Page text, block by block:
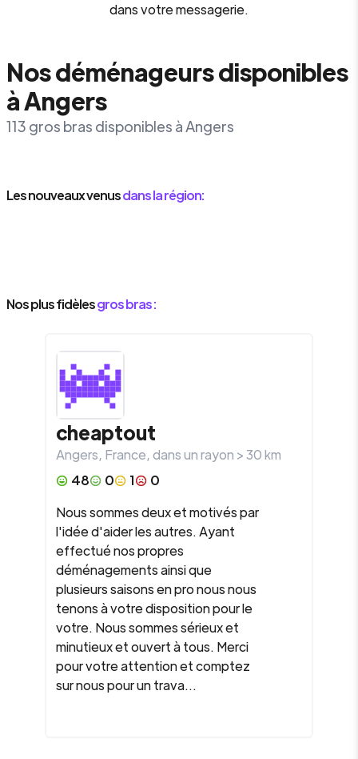
dans votre messagerie.
Nos déménageurs disponibles
à Angers
113 gros bras disponibles à Angers
Les nouveaux venusdans la région:
Nos plus fidèlesgros bras :
cheaptout
Angers, France, dans un rayon >30km
48
0 1
0
Nous sommes deux et motivés par
l'idée d'aider les autres. Ayant
effectué nos propres
déménagements ainsi que
plusieurs saisons en pro nous nous
tenons à votre disposition pour le
votre. Nous sommes sérieux et
minutieux et ouvert à tous. Merci
pour votre attention et comptez
sur nous pour un trava...